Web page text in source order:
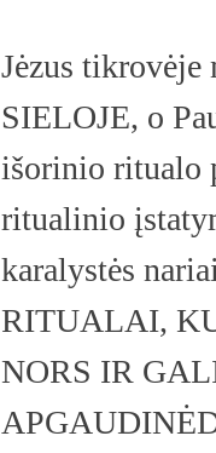
Jėzus tikrovėje
SIELOJE, o
išorinio ritualo
ritualinio
karalystės
RITUALAI,
NORS IR